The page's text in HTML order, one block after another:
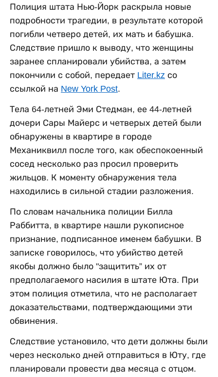
Полиция штата Нью-Йорк раскрыла новые
подробности трагедии, в результате которой
погибли четверо детей, их мать и бабушка.
Следствие пришло к выводу, что женщины
заранее спланировали убийства, а затем
покончили с собой, передает Liter.kz со
ссылкой на New York Post.
Тела 64-летней Эми Стедман, ее 44-летней
дочери Сары Майерс и четверых детей были
обнаружены в квартире в городе
Механиквилл после того, как обеспокоенный
сосед несколько раз просил проверить
жильцов. К моменту обнаружения тела
находились в сильной стадии разложения.
По словам начальника полиции Билла
Раббитта, в квартире нашли рукописное
признание, подписанное именем бабушки. В
записке говорилось, что убийство детей
якобы должно было "защитить” их от
предполагаемого насилия в штате Юта. При
этом полиция отметила, что не располагает
доказательствами, подтверждающими эти
обвинения.
Следствие установило, что дети должны были
через несколько дней отправиться в Юту, где
планировали провести два месяца с отцом.